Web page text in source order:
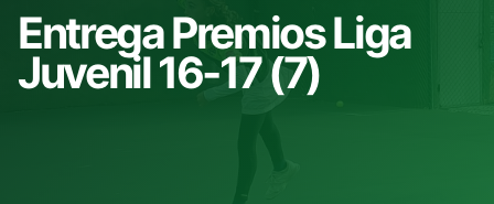
Entrega Premios Liga
Juvenil 16-17 (7)